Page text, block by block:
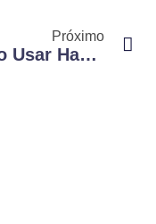
Próximo
Como Usar Hashtag: Guia Completo Para Alavancar Seu Conteúdo Nas Redes Sociais